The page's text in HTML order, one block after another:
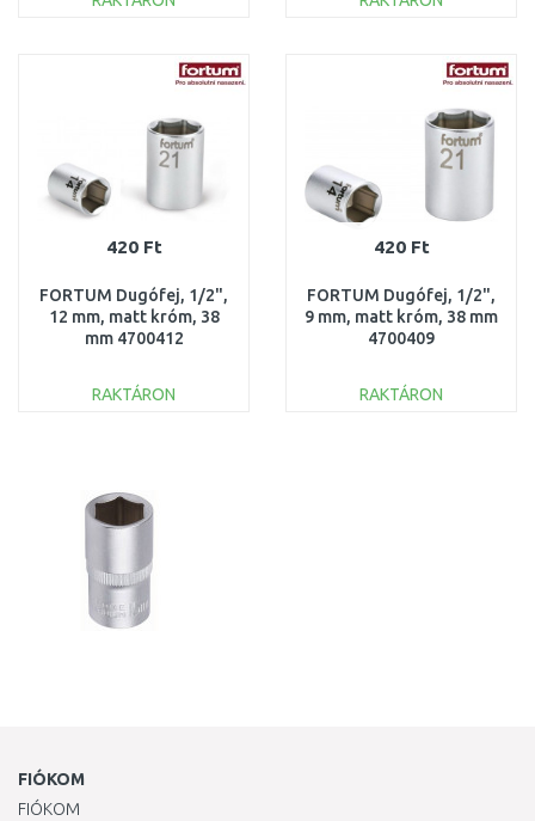
Összehasonlítás Összehasonlítás
420 Ft
FORTUM Dugófej, 1/2",
12 mm, matt króm, 38
mm 4700412
RAKTÁRON
420 Ft
FORTUM Dugófej, 1/2",
9 mm, matt króm, 38 mm
4700409
RAKTÁRON
FIÓKOM
FIÓKOM